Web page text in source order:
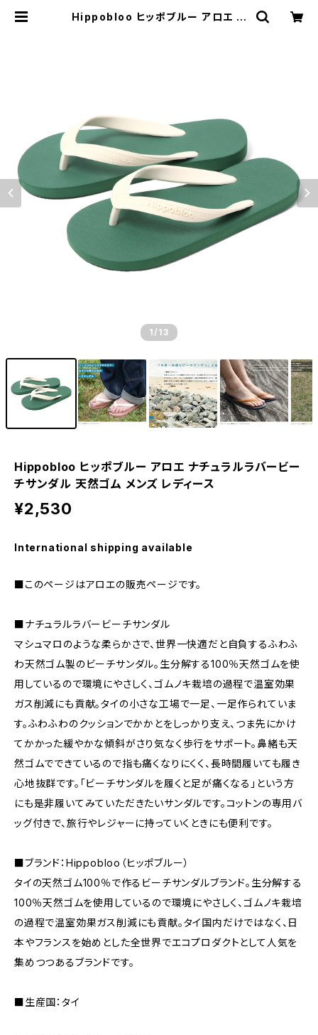
Hippobloo ヒッポブルー アロエ ナ
1 /13
Hippobloo ヒッポブルー アロエ ナチュラルラバービー
チサンダル 天然ゴム メンズ レディース
¥2,530
International shipping available
■このページはアロエの販売ページです。
■ナチュラルラバービーチサンダル
マシュマロのような柔らかさで、世界一快適だと自負するふわふ
わ天然ゴム製のビーチサンダル。生分解する100％天然ゴムを使
用しているので環境にやさしく、ゴムノキ栽培の過程で温室効果
ガス削減にも貢献。タイの小さな工場で一足、一足作られていま
す。ふわふわのクッションでかかとをしっかり支え、つま先にかけ
てかかった緩やかな傾斜がさり気なく歩行をサポート。鼻緒も天
然ゴムでできているので指も痛くなりにくく、長時間履いても履き
心地抜群です。「ビーチサンダルを履くと足が痛くなる」という方
にも是非履いてみていただきたいサンダルです。コットンの専用バ
ッグ付きで、旅行やレジャーに持っていくときにも便利です。
■ブランド：Hippobloo（ヒッポブルー）
タイの天然ゴム100％で作るビーチサンダルブランド。生分解する
100％天然ゴムを使用しているので環境にやさしく、ゴムノキ栽培
の過程で温室効果ガス削減にも貢献。タイ国内だけではなく、日
本やフランスを始めとした全世界でエコプロダクトとして人気を
集めつつあるブランドです。
■生産国：タイ